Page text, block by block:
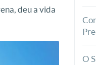
deu a vida
O